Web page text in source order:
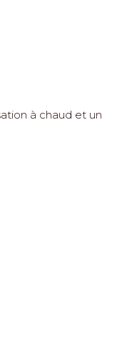
à chaud et un